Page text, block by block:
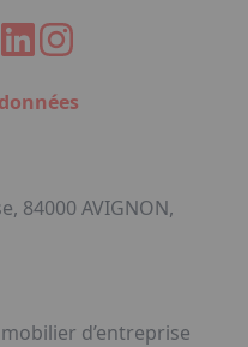
84000 AVIGNON,
d’entreprise